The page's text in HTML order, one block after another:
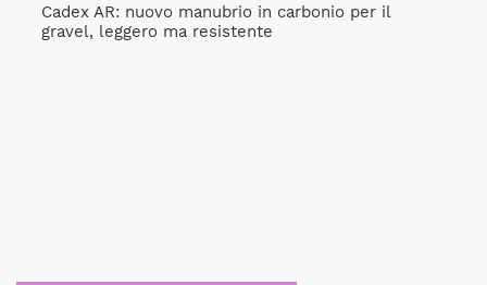
Cadex AR: nuovo manubrio in carbonio per il
gravel, leggero ma resistente